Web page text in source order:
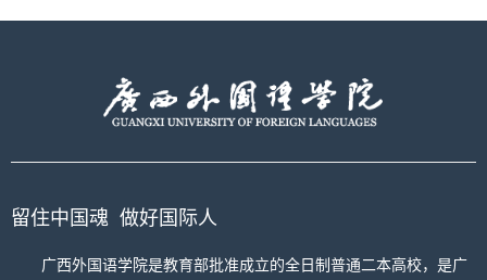
留住中国魂 做好国际人
广西外国语学院是教育部批准成立的全日制普通二本高校，是广